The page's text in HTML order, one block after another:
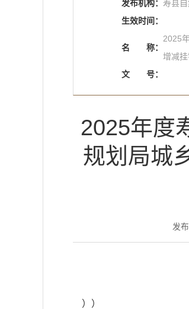
发布机构： 寿县
生效时间：
名 称：
2025
增减
文 号：
2025年度
规划局城
发
））